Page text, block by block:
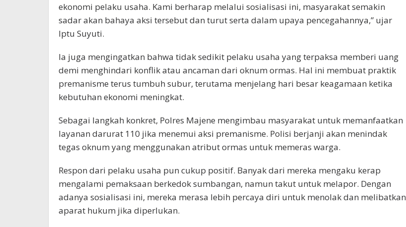
ekonomi pelaku usaha. Kami berharap melalui sosialisasi ini, masyarakat semakin
sadar akan bahaya aksi tersebut dan turut serta dalam upaya pencegahannya,” ujar
Iptu Suyuti.
Ia juga mengingatkan bahwa tidak sedikit pelaku usaha yang terpaksa memberi uang
demi menghindari konflik atau ancaman dari oknum ormas. Hal ini membuat praktik
premanisme terus tumbuh subur, terutama menjelang hari besar keagamaan ketika
kebutuhan ekonomi meningkat.
Sebagai langkah konkret, Polres Majene mengimbau masyarakat untuk memanfaatkan
layanan darurat 110 jika menemui aksi premanisme. Polisi berjanji akan menindak
tegas oknum yang menggunakan atribut ormas untuk memeras warga.
Respon dari pelaku usaha pun cukup positif. Banyak dari mereka mengaku kerap
mengalami pemaksaan berkedok sumbangan, namun takut untuk melapor. Dengan
adanya sosialisasi ini, mereka merasa lebih percaya diri untuk menolak dan melibatkan
aparat hukum jika diperlukan.